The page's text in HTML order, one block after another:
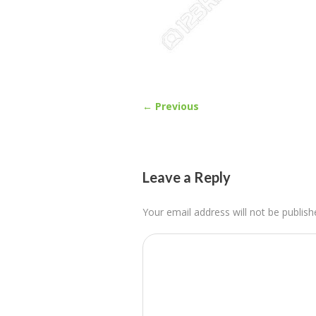
← Previous
Leave a Reply
Your email address will not be